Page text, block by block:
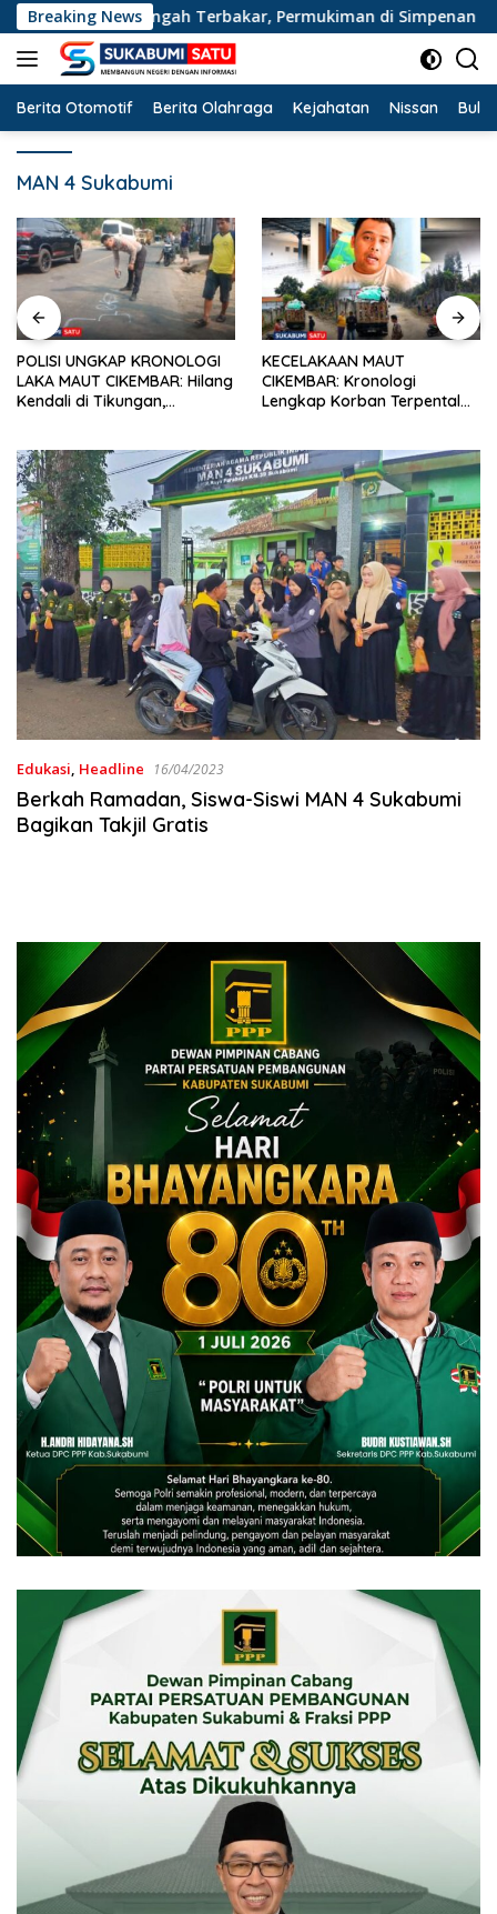
Langsung
ke
konten
Breaking NewsTerbakar, Permukiman di Simpenan Sempat
Berita Otomotif Berita Olahraga Kejahatan Nissan
MAN 4 Sukabumi
POLISI UNGKAP KRONOLOGI
LAKA MAUT CIKEMBAR: Hilang
Kendali di Tikungan,
KECELAKAAN MAUT
CIKEMBAR: Kronologi
Lengkap Korban Terpental
Sekarwangi
Edukasi Headline 16/04/2023
Berkah Ramadan, Siswa-Siswi MAN 4 Sukabumi
Bagikan Takjil Gratis